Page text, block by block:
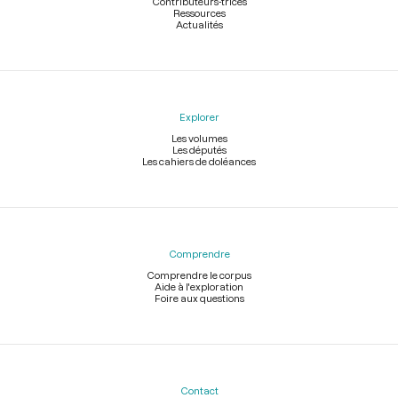
Ressources
Actualités
Explorer
Les volumes
Les députés
Les cahiers de doléances
Comprendre
Comprendre le corpus
Aide à l'exploration
Foire aux questions
Contact